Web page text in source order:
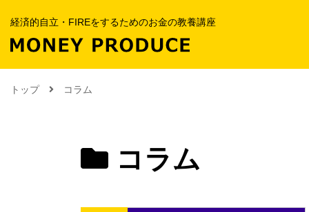
経済的自立・FIREをするためのお金の教養講座
トップ コラム
コラム